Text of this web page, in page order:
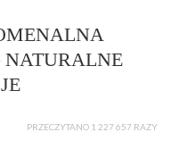
NATURALNE
PRZECZYTANO 1 227 657 RAZY